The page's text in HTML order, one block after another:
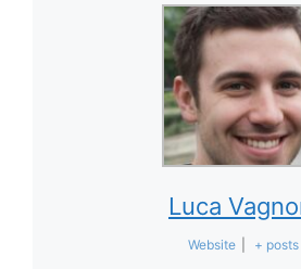
Luca
Website + posts